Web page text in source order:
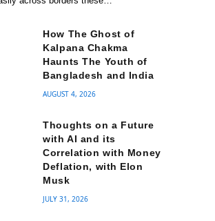
How The Ghost of
Kalpana Chakma
Haunts The Youth of
Bangladesh and India
AUGUST 4, 2026
Thoughts on a Future
with AI and its
Correlation with Money
Deflation, with Elon
Musk
JULY 31, 2026